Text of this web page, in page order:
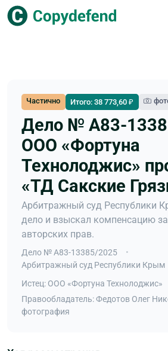
Частично Итого: 38 773,60 ₽
Дело № А83-
ООО «Фортуна
Технолоджис»
«ТД Сакские
Арбитражный суд Республики
дело и взыскал компенсацию
авторских прав.
Дело № А83-13385/2025
Арбитражный суд Республики Крым
Истец: ООО «Фортуна Технолоджис»
Правообладатель: Федотов Олег
фотография